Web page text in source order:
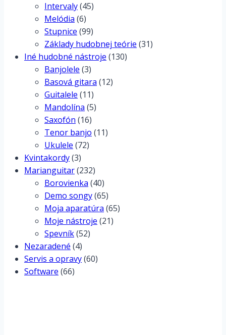
Intervaly(45)
Melódia (6)
Stupnice (99)
Základy hudobnej teórie (31)
Iné hudobné nástroje (130)
Banjolele (3)
Basová gitara (12)
Guitalele (11)
Mandolína (5)
Saxofón (16)
Tenor banjo (11)
Ukulele (72)
Kvintakordy(3)
Marianguitar(232)
Borovienka (40)
Demo songy(65)
Moja aparatúra (65)
Moje nástroje (21)
Spevník(52)
Nezaradené (4)
Servis a opravy(60)
Software (66)